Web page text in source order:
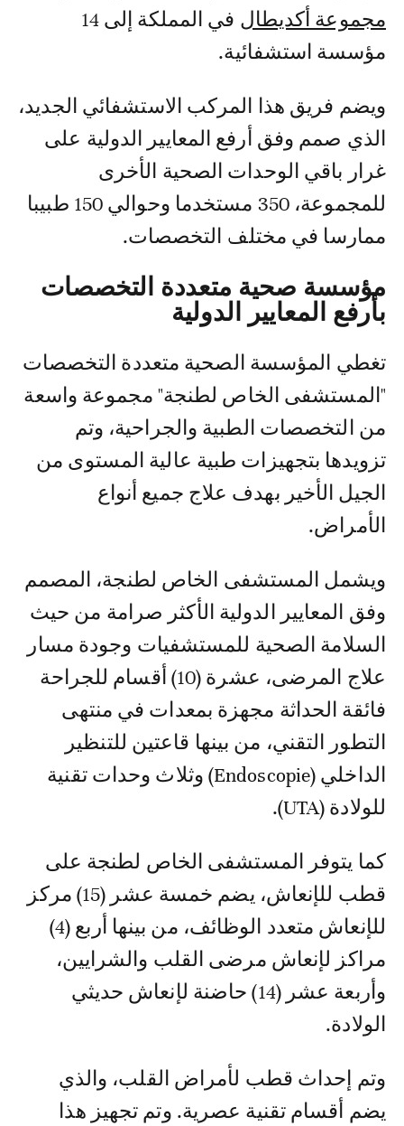
مجموعة أكديطال
في المملكة إلى 14
مؤسسة استشفائية.
ويضم فريق هذا المركب الاستشفائي الجديد،
الذي صمم وفق أرفع المعايير الدولية على
غرار باقي الوحدات الصحية الأخرى
للمجموعة، 350 مستخدما وحوالي 150 طبيبا
ممارسا في مختلف التخصصات.
مؤسسة صحية متعددة التخصصات
بأرفع المعايير الدولية
تغطي المؤسسة الصحية متعددة التخصصات
"المستشفى الخاص لطنجة" مجموعة واسعة
من التخصصات الطبية والجراحية، وتم
تزويدها بتجهيزات طبية عالية المستوى من
الجيل الأخير بهدف علاج جميع أنواع
الأمراض.
ويشمل المستشفى الخاص لطنجة، المصمم
وفق المعايير الدولية الأكثر صرامة من حيث
السلامة الصحية للمستشفيات وجودة مسار
علاج المرضى، عشرة (10) أقسام للجراحة
فائقة الحداثة مجهزة بمعدات في منتهى
التطور التقني، من بينها قاعتين للتنظير
الداخلي (Endoscopie) وثلاث وحدات تقنية
للولادة (UTA).
كما يتوفر المستشفى الخاص لطنجة على
قطب للإنعاش، يضم خمسة عشر (15) مركز
للإنعاش متعدد الوظائف، من بينها أربع (4)
مراكز لإنعاش مرضى القلب والشرايين،
وأربعة عشر (14) حاضنة لإنعاش حديثي
الولادة.
وتم إحداث قطب لأمراض القلب، والذي
يضم أقسام تقنية عصرية. وتم تجهيز هذا